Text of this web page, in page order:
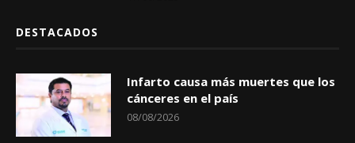
DESTACADOS
Infarto causa más muertes que los
cánceres en el país
08/08/2026